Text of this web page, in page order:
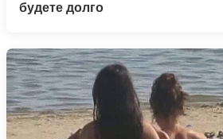
будете долго